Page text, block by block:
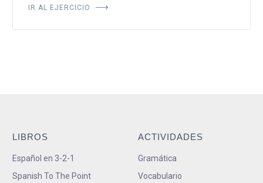
IR AL EJERCICIO
LIBROS
Español en 3-2-1
Spanish To The Point
ACTIVIDADES
Gramática
Vocabulario